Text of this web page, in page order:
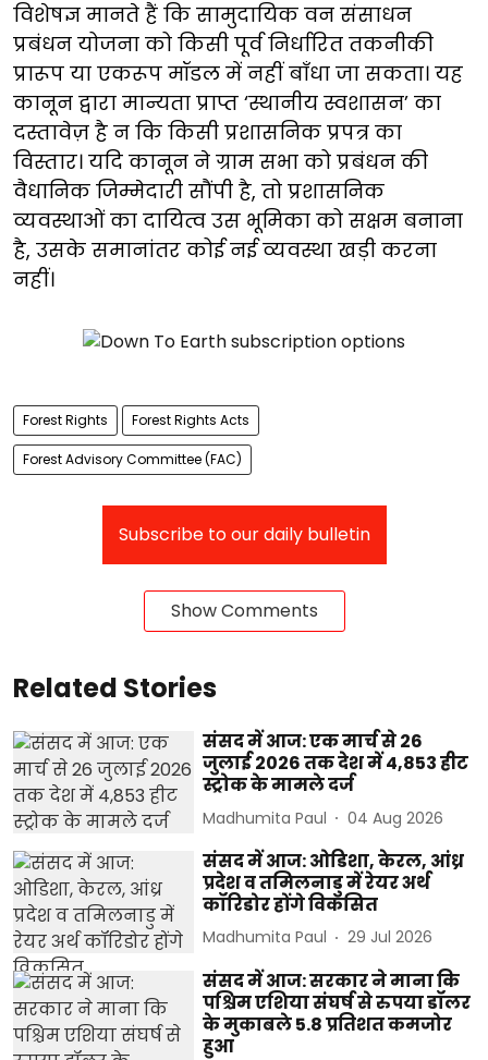
विशेषज्ञ मानते हैं कि सामुदायिक वन संसाधन
प्रबंधन योजना को किसी पूर्व निर्धारित तकनीकी
प्रारूप या एकरूप मॉडल में नहीं बाँधा जा सकता। यह
कानून द्वारा मान्यता प्राप्त ‘स्थानीय स्वशासन’ का
दस्तावेज़ है न कि किसी प्रशासनिक प्रपत्र का
विस्तार। यदि कानून ने ग्राम सभा को प्रबंधन की
वैधानिक जिम्मेदारी सौंपी है, तो प्रशासनिक
व्यवस्थाओं का दायित्व उस भूमिका को सक्षम बनाना
है, उसके समानांतर कोई नई व्यवस्था खड़ी करना
नहीं।
Forest Rights Forest Rights Acts
Forest Advisory Committee (FAC)
Subscribe to our daily bulletin
Show Comments
Related Stories
संसद में आज: एक मार्च से 26
जुलाई 2026 तक देश में 4,853 हीट
स्ट्रोक के मामले दर्ज
Madhumita Paul 04 Aug 2026
संसद में आज: ओडिशा, केरल, आंध्र
प्रदेश व तमिलनाडु में रेयर अर्थ
कॉरिडोर होंगे विकसित
Madhumita Paul 29 Jul 2026
संसद में आज: सरकार ने माना कि
पश्चिम एशिया संघर्ष से रुपया डॉलर
के मुकाबले 5.8 प्रतिशत कमजोर
हुआ